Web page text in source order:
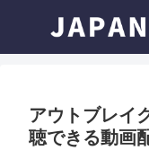
アウトブレイ
聴できる動画